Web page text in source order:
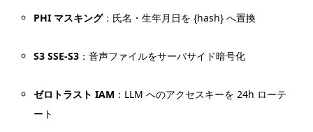
PHI マスキング：氏名・生年月日を {hash} へ置換
S3 SSE-S3 ：音声ファイルをサーバサイド暗号化
ゼロトラスト IAM ：LLM へのアクセスキーを 24h ローテ
ート